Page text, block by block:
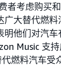
者考虑购买
大替代燃
他们对汽车
Music 支
燃料汽车受